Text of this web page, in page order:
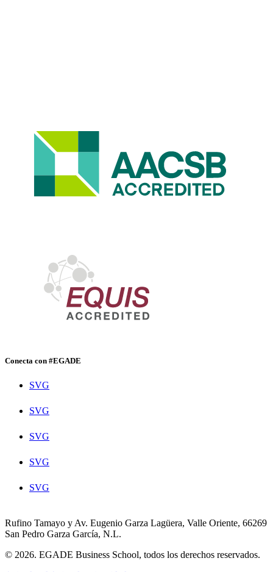
Conecta con #EGADE
SVG
SVG
SVG
SVG
SVG
Rufino Tamayo y Av. Eugenio Garza Lagüera, Valle Oriente, 66269
San Pedro Garza García, N.L.
© 2026. EGADE Business School, todos los derechos reservados.